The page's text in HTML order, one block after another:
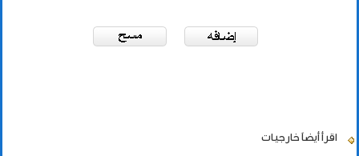
اقرأ أيضاً خارجيات